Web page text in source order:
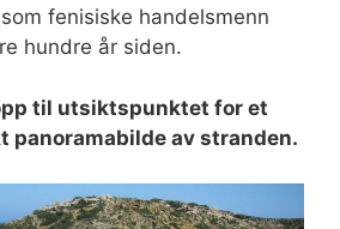
fenisiske handelsmenn
hundre år siden.
til utsiktspunktet for et
panoramabilde av stranden.